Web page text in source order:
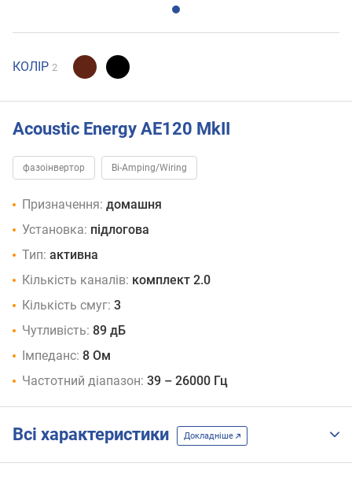
КОЛІР 2
Acoustic Energy AE120 MkII
фазоінвертор Bi-Amping/Wiring
Призначення: домашня
Установка: підлогова
Тип: активна
Кількість каналів: комплект 2.0
Кількість смуг: 3
Чутливість: 89 дБ
Імпеданс: 8 Ом
Частотний діапазон: 39 – 26000 Гц
Всі характеристики Докладніше